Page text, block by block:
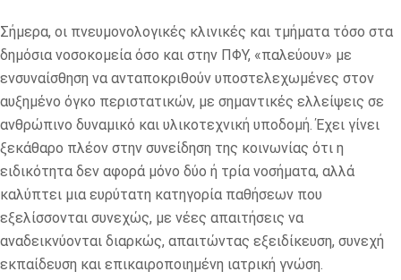
Σήμερα, οι πνευμονολογικές κλινικές και τμήματα τόσο στα
δημόσια νοσοκομεία όσο και στην ΠΦΥ, «παλεύουν» με
ενσυναίσθηση να ανταποκριθούν υποστελεχωμένες στον
αυξημένο όγκο περιστατικών, με σημαντικές ελλείψεις σε
ανθρώπινο δυναμικό και υλικοτεχνική υποδομή. Έχει γίνει
ξεκάθαρο πλέον στην συνείδηση της κοινωνίας ότι η
ειδικότητα δεν αφορά μόνο δύο ή τρία νοσήματα, αλλά
καλύπτει μια ευρύτατη κατηγορία παθήσεων που
εξελίσσονται συνεχώς, με νέες απαιτήσεις να
αναδεικνύονται διαρκώς, απαιτώντας εξειδίκευση, συνεχή
εκπαίδευση και επικαιροποιημένη ιατρική γνώση.